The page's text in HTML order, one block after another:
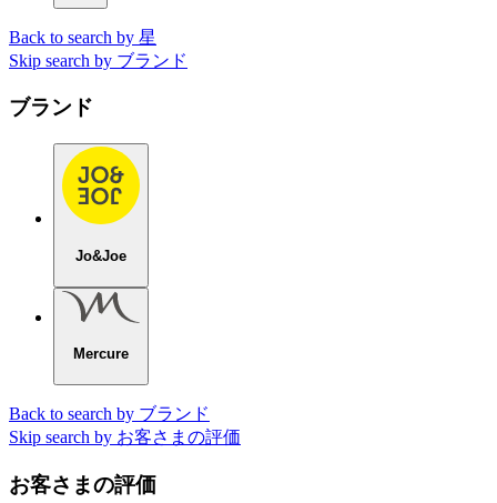
Back to search by 星
Skip search by ブランド
ブランド
Jo&Joe
Mercure
Back to search by ブランド
Skip search by お客さまの評価
お客さまの評価